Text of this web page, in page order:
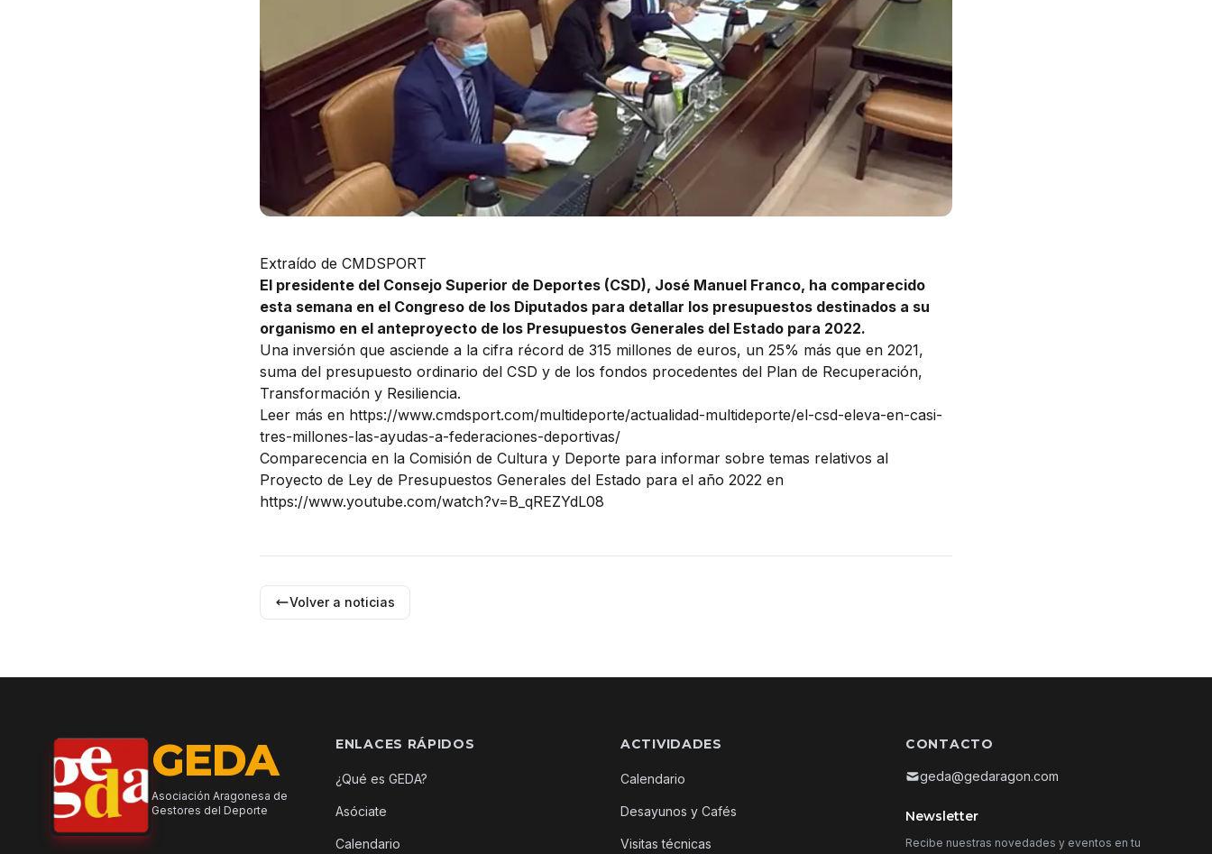
Extraído de CMDSPORT
El presidente del Consejo Superior de Deportes (CSD), José Manuel Franco, ha comparecido
esta semana en el Congreso de los Diputados para detallar los presupuestos destinados a su
organismo en el anteproyecto de los Presupuestos Generales del Estado para 2022.
Una inversión que asciende a la cifra récord de 315 millones de euros, un 25% más que en 2021,
suma del presupuesto ordinario del CSD y de los fondos procedentes del Plan de Recuperación,
Transformación y Resiliencia.
Leer más en https://www.cmdsport.com/multideporte/actualidad-multideporte/el-csd-eleva-en-casi-
tres-millones-las-ayudas-a-federaciones-deportivas/
Comparecencia en la Comisión de Cultura y Deporte para informar sobre temas relativos al
Proyecto de Ley de Presupuestos Generales del Estado para el año 2022 en
https://www.youtube.com/watch?v=B_qREZYdL08
Volver a noticias
GEDA
Asociación Aragonesa de
Gestores del Deporte
ENLACES RÁPIDOS
¿Qué es GEDA?
Asóciate
Calendario
ACTIVIDADES
Calendario
Desayunos y Cafés
Visitas técnicas
CONTACTO
geda@gedaragon.com
Newsletter
Recibe nuestras novedades y eventos en tu